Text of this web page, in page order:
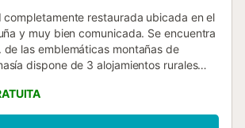
completamente restaurada ubicada en el
y muy bien comunicada. Se encuentra
las emblemáticas montañas de
dispone de 3 alojamientos rurales
disfrutando de la tranquilidad que
Pudiendo visitar las ruinas de su iglesia